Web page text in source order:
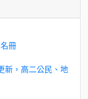
冊
新，高二公民、地